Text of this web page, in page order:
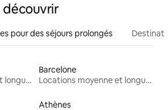
découvrir
pour des séjours prolongés
Locations moyenne et longue durée
Barcelone
Locations moyenne et longue durée
Athènes